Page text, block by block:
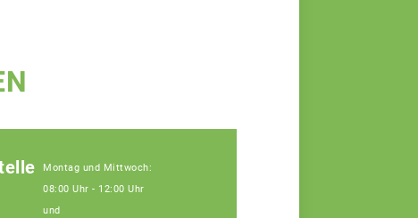
Montag und Mittwoch:
08:00 Uhr - 12:00 Uhr
und